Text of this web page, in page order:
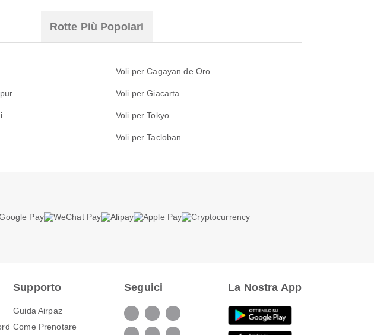
Rotte Più Popolari
Voli per Cagayan de Oro
Voli per Giacarta
Voli per Tokyo
Voli per Tacloban
Supporto
Guida Airpaz
Come Prenotare
Seguici La Nostra App